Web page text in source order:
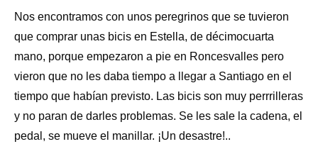
Nos encontramos con unos peregrinos que se tuvieron
que comprar unas bicis en Estella, de décimocuarta
mano, porque empezaron a pie en Roncesvalles pero
vieron que no les daba tiempo a llegar a Santiago en el
tiempo que habían previsto. Las bicis son muy perrrilleras
y no paran de darles problemas. Se les sale la cadena, el
pedal, se mueve el manillar. ¡Un desastre!..